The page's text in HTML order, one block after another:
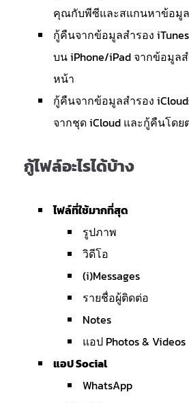
คุณกับพีซีและสแกนหาข้อมู
กู้คืนจากข้อมูลสำรอง
บน iPhone/iPad จากข้อมูล
หน้า
กู้คืนจากข้อมูลสำรอง
จากชุด iCloud และกู้คืนโดย
กู้ไฟล์อะไรได้บ้าง
ไฟล์ที่ใช้มากที่สุด
รูปภาพ
วิดีโอ
(i)Messages
รายชื่อผู้ติดต่อ
Notes
แอป Photos & Videos
แอป Social
WhatsApp